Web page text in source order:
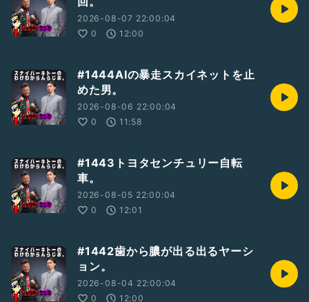
2026-08-07 22:00:04
0
12:00
#1444AIの暴走スカイネットを止
めた男。
2026-08-06 22:00:04
0
11:58
#1443トヨタセンチュリー自転
車。
2026-08-05 22:00:04
0
12:01
#1442歯から膿が出る出るヤーシ
ョン。
2026-08-04 22:00:04
0
12:00